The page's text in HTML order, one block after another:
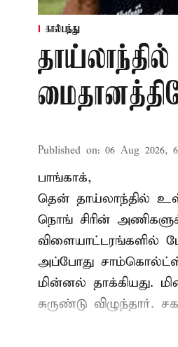
கால்பந்து
Published on: 06 Aug 2026,
பாங்காக்,
தென் தாய்லாந்தில்
நொங் சிரின்
விளையாட்டரங்களில்
அப்போது
மின்னல் தாக்கியது.
சுருண்டு விழுந்தார்.